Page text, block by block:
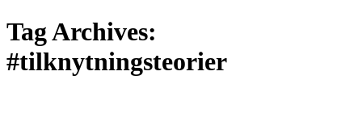
Tag Archives:
#tilknytningsteorier